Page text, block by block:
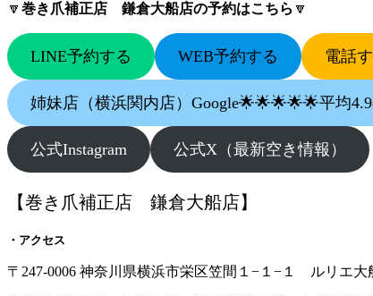
🔽 巻き爪補正店 鎌倉大船店の予約はこちら 🔽
LINE予約する WEB予約する 電話
姉妹店（横浜関内店）Google🌟🌟🌟🌟🌟平均
公式Instagram 公式X（最新空き情報）
【巻き爪補正店 鎌倉大船店】
・アクセス
〒247-0006 神奈川県横浜市栄区笠間１−１−１ ルリエ大